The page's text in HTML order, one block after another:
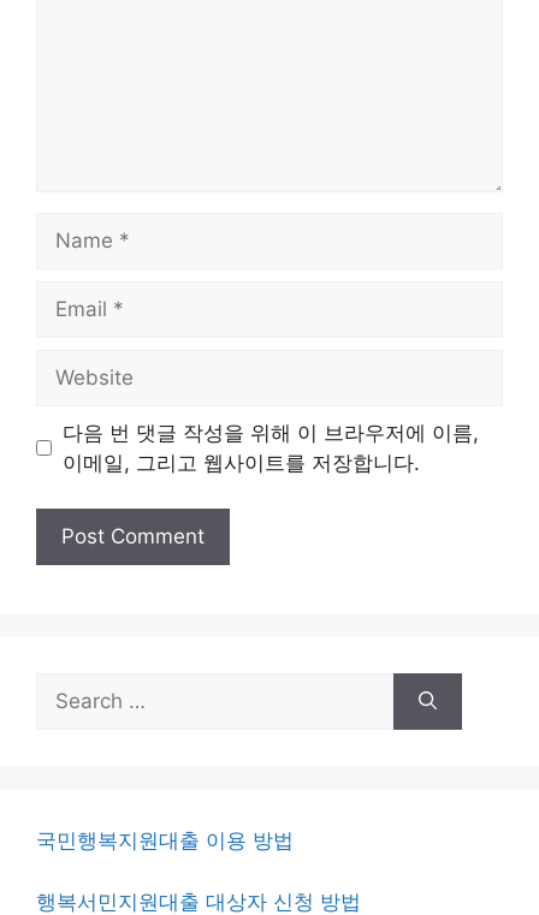
다음 번 댓글 작성을 위해 이 브라우저에 이름,
이메일, 그리고 웹사이트를 저장합니다.
Search
for:
국민행복지원대출 이용 방법
행복서민지원대출 대상자 신청 방법